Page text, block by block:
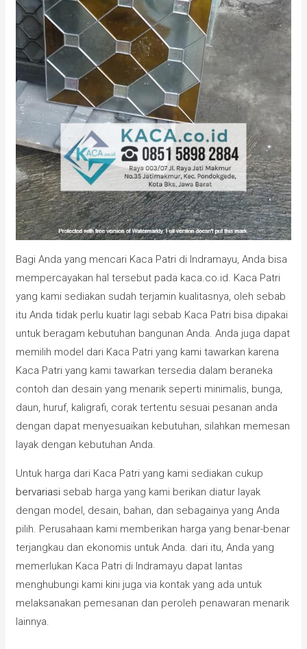
Bagi Anda yang mencari Kaca Patri di Indramayu, Anda bisa
mempercayakan hal tersebut pada kaca.co.id. Kaca Patri
yang kami sediakan sudah terjamin kualitasnya, oleh sebab
itu Anda tidak perlu kuatir lagi sebab Kaca Patri bisa dipakai
untuk beragam kebutuhan bangunan Anda. Anda juga dapat
memilih model dari Kaca Patri yang kami tawarkan karena
Kaca Patri yang kami tawarkan tersedia dalam beraneka
contoh dan desain yang menarik seperti minimalis, bunga,
daun, huruf, kaligrafi, corak tertentu sesuai pesanan anda
dengan dapat menyesuaikan kebutuhan, silahkan memesan
layak dengan kebutuhan Anda.
Untuk harga dari Kaca Patri yang kami sediakan cukup
bervariasi sebab harga yang kami berikan diatur layak
dengan model, desain, bahan, dan sebagainya yang Anda
pilih. Perusahaan kami memberikan harga yang benar-benar
terjangkau dan ekonomis untuk Anda. dari itu, Anda yang
memerlukan Kaca Patri di Indramayu dapat lantas
menghubungi kami kini juga via kontak yang ada untuk
melaksanakan pemesanan dan peroleh penawaran menarik
lainnya.